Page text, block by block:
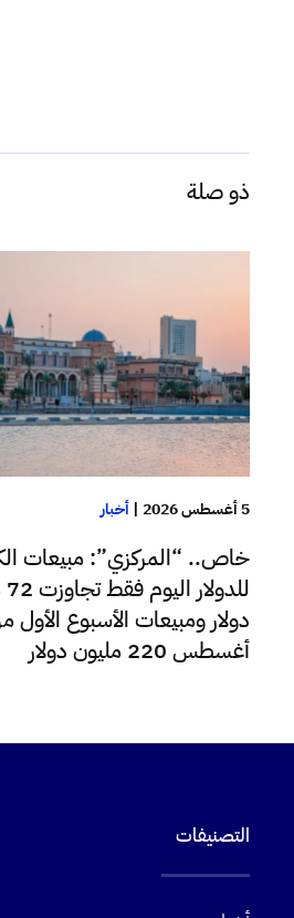
ذو صلة
5 أغسطس 2026 | أخبار
خاص.. “المركزي”: مبيعات
دولار ومبيعات الأسبوع الأول
أغسطس 220 مليون دولار
التصنيفات